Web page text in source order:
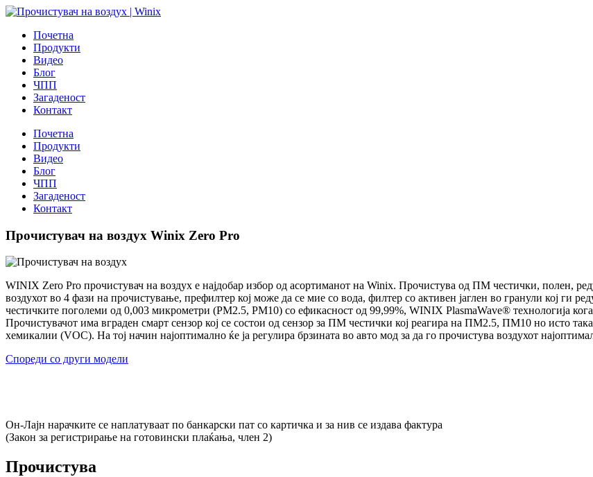
Почетна
Продукти
Видео
Блог
ЧПП
Загаденост
Контакт
Почетна
Продукти
Видео
Блог
ЧПП
Загаденост
Контакт
Прочистувач на воздух Winix Zero Pro
WINIX Zero Pro прочистувач на воздух е најдобар избор од асортиманот на Winix. Прочистува од ПМ честички, полен,
воздухот во 4 фази на прочистување, префилтер кој може да се мие со вода, филтер со активен јаглен во гранули кој
честичките поголеми од 0,003 микрометри (PM2.5, PM10) со ефикасност од 99,99%, WINIX PlasmaWave® технологија
Прочистувачот има вграден смарт сензор кој се состои од сензор за ПМ честички коj реагира на ПМ2.5, ПМ10 но исто
хемикалии (VOC). На тој начин најоптимално ќе ја регулира брзината во авто мод за да го прочистува воздухот
Спореди со други модели
Он-Лајн нарачките се наплатуваат по банкарски пат со картичка и за нив се издава фактура
(Закон за регистрирање на готовински плаќања, член 2)
Прочистува